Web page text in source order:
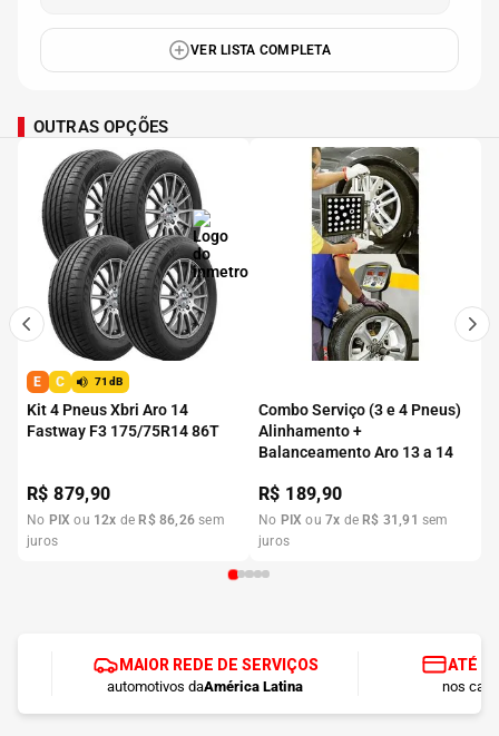
VER LISTA COMPLETA
OUTRAS OPÇÕES
E C 71dB
Kit 4 Pneus Xbri Aro 14
Fastway F3 175/75R14 86T
R$879,90
No PIX ou 12x de R$ 86,26 sem
juros
Combo Serviço (3 e 4 Pneus)
Alinhamento +
Balanceamento Aro 13 a 14
R$ 189,90
No PIX ou7x de R$ 31 ,91 sem
juros
MAIOR REDE DE SERVIÇOS
automotivos daAmérica Latina
ATÉ
nos